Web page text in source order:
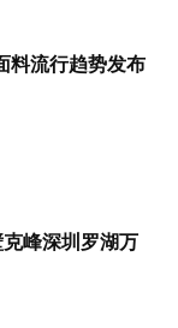
料流行趋势发布
克峰深圳罗湖万